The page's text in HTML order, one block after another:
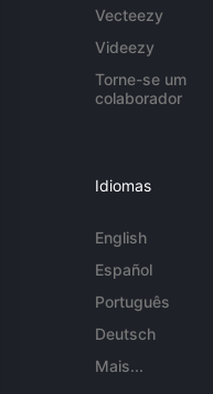
Vecteezy
Videezy
Torne-se um
colaborador
Idiomas
English
Español
Português
Deutsch
Mais...